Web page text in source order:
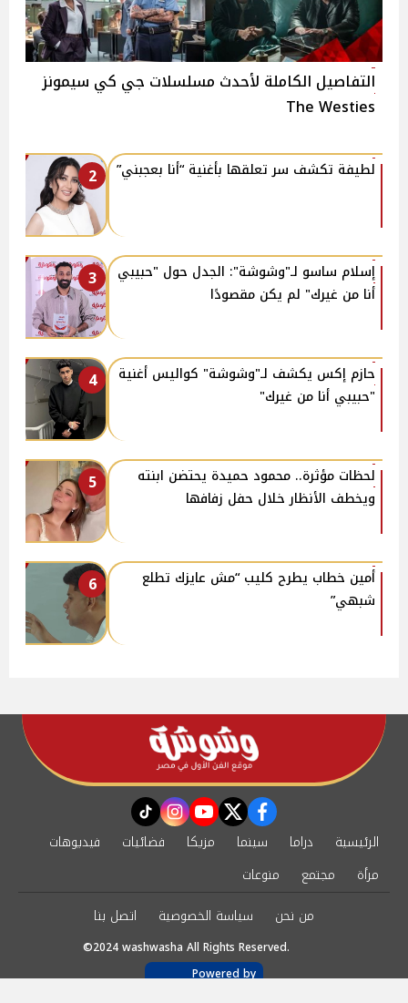
التفاصيل الكاملة لأحدث مسلسلات جي كي سيمونز
The Westies
2 لطيفة تكشف سر تعلقها بأغنية “أنا بعجبني”
3
إسلام ساسو لـ"وشوشة": الجدل حول "حبيبي
أنا من غيرك" لم يكن مقصودًا
4
حازم إكس يكشف لـ"وشوشة" كواليس أغنية
"حبيبي أنا من غيرك"
5
لحظات مؤثرة.. محمود حميدة يحتضن ابنته
ويخطف الأنظار خلال حفل زفافها
6
أمين خطاب يطرح كليب “مش عايزك تطلع
شبهي”
facebook
twitter
youtube
instagram
tiktok
الرئيسية دراما سينما مزيكا فضائيات
فيديوهات
مرأة
مجتمع
منوعات
من نحن
سياسة الخصوصية اتصل بنا
©2024 washwasha All Rights Reserved.
Powered by